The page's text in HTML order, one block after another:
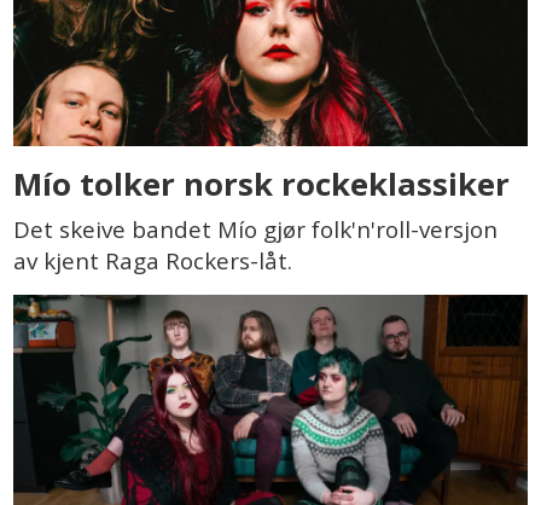
Mío tolker norsk rockeklassiker
Det skeive bandet Mío gjør folk'n'roll-versjon
av kjent Raga Rockers-låt.